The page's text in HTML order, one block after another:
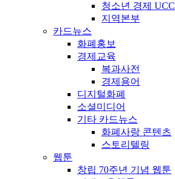
청소년 경제 UCC
지역본부
카드뉴스
화폐홍보
경제교육
복과사전
경제용어
디지털화폐
소셜미디어
기타 카드뉴스
화폐사랑 콘텐츠
스토리텔링
웹툰
창립 70주년 기념 웹툰